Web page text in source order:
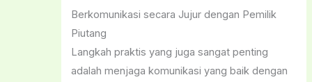
Berkomunikasi secara Jujur dengan Pemilik
Piutang
Langkah praktis yang juga sangat penting
adalah menjaga komunikasi yang baik dengan